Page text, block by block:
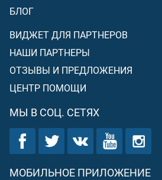
БЛОГ
ВИДЖЕТ ДЛЯ ПАРТНЕРОВ
НАШИ ПАРТНЕРЫ
ОТЗЫВЫ И ПРЕДЛОЖЕНИЯ
ЦЕНТР ПОМОЩИ
МЫ В СОЦ. СЕТЯХ
МОБИЛЬНОЕ ПРИЛОЖЕНИЕ